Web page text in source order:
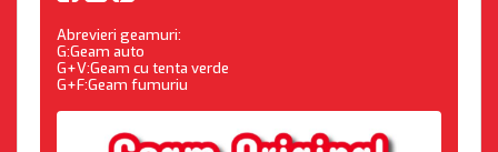
Abrevieri geamuri:
G:Geam auto
G+V:Geam cu tenta verde
G+F:Geam fumuriu